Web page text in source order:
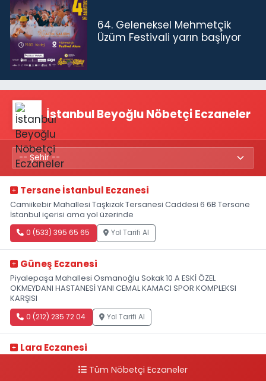
64. Geleneksel Mehmetçik
Üzüm Festivali yarın başlıyor
İstanbul Beyoğlu Nöbetçi Eczaneler
Tersane İstanbul Eczanesi
Camiikebir Mahallesi Taşkızak Tersanesi Caddesi 6 6B Tersane
İstanbul içerisi ama yol üzerinde
0 (533) 395 65 65 Yol Tarifi Al
Güneş Eczanesi
Piyalepaşa Mahallesi Osmanoğlu Sokak 10 A ESKİ ÖZEL
OKMEYDANI HASTANESİ YANI CEMAL KAMACI SPOR KOMPLEKSI
KARŞISI
0 (212) 235 72 04 Yol Tarifi Al
Lara Eczanesi
HASTANESİ KARŞISI
Tüm Nöbetçi Eczaneler